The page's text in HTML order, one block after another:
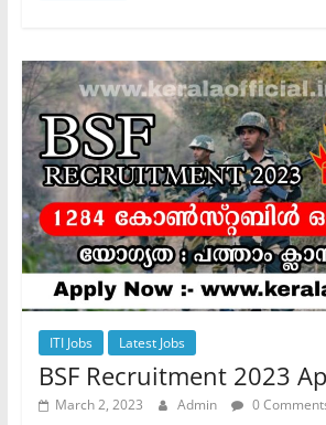
ITI Jobs Latest Jobs
BSF Recruitment 2023
March 2, 2023 Admin
0